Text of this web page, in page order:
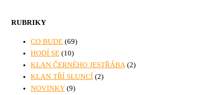
RUBRIKY
CO BUDE (69)
HODÍ SE (10)
KLAN ČERNÉHO JESTŘÁBA (2)
KLAN TŘÍ SLUNCÍ (2)
NOVINKY(9)